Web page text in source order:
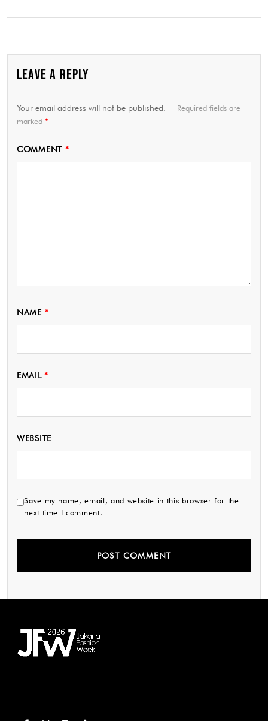
LEAVE A REPLY
Your email address will not be published.
Required fields are
marked *
COMMENT *
NAME *
EMAIL*
WEBSITE
Save my name, email, and website in this browser for the
next time I comment.